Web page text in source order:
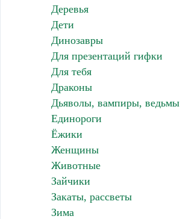
Деревья
Дети
Динозавры
Для презентаций гифки
Для тебя
Драконы
Дьяволы, вампиры, ведьмы
Единороги
Ёжики
Женщины
Животные
Зайчики
Закаты, рассветы
Зима